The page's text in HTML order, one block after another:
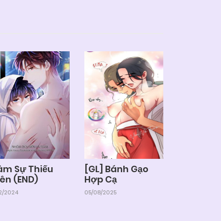
Sự Thiếu
(END)
2024
[GL] Bánh Gạo
Hợp Cạ
05/08/2025